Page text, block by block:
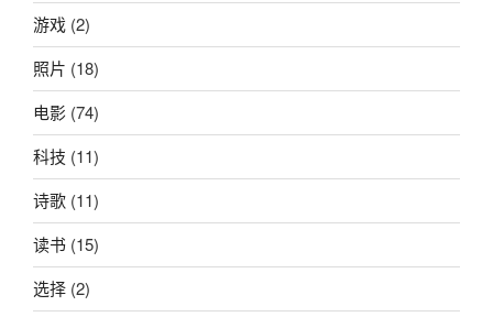
游戏 (2)
照片 (18)
电影 (74)
科技 (11)
诗歌 (11)
读书 (15)
选择 (2)